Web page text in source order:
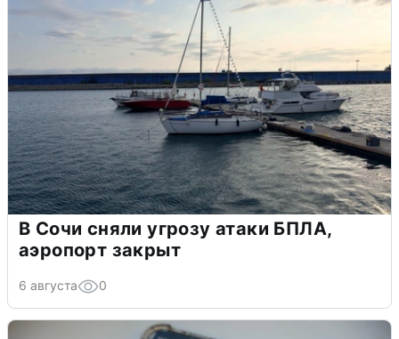
В Сочи сняли угрозу атаки БПЛА,
аэропорт закрыт
6 августа 0